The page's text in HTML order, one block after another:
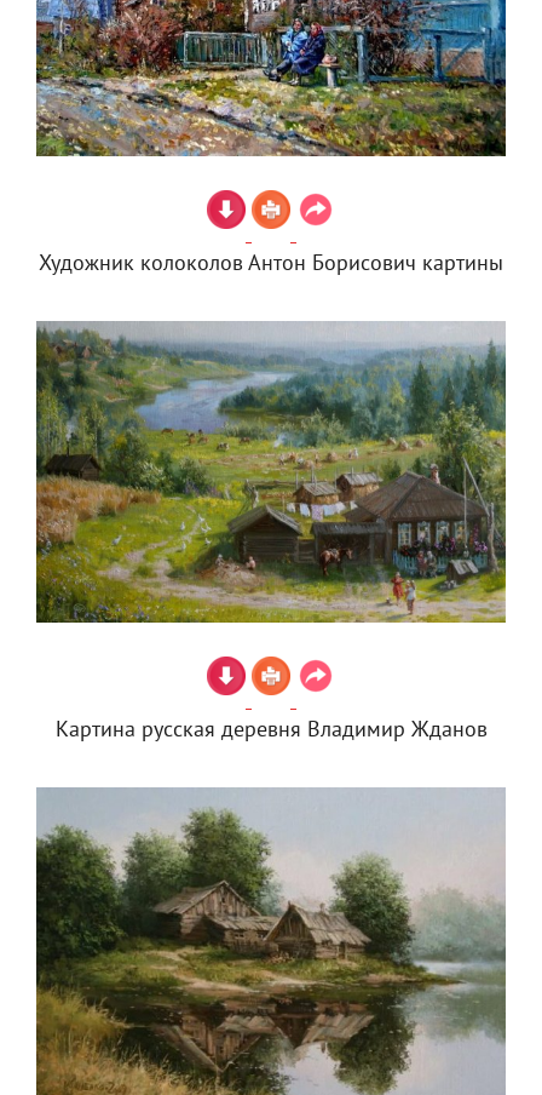
Художник колоколов Антон Борисович картины
Картина русская деревня Владимир Жданов